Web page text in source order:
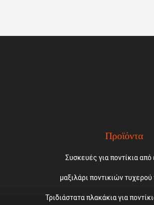
Προϊόντα
Συσκευές για ποντίκια από
μαξιλάρι ποντικιών τυχερού
Τριδιάστατα πλακάκια για